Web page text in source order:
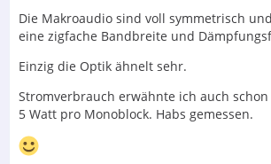
Die Makroaudio sind voll symmetrisch
eine zigfache Bandbreite und
Einzig die Optik ähnelt sehr.
Stromverbrauch erwähnte ich auch schon
5 Watt pro Monoblock. Habs gemessen.